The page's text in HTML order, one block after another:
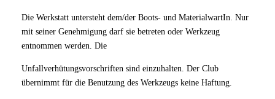
Die Werkstatt untersteht dem/der Boots- und MaterialwartIn. Nur
mit seiner Genehmigung darf sie betreten oder Werkzeug
entnommen werden. Die
Unfallverhütungsvorschriften sind einzuhalten. Der Club
übernimmt für die Benutzung des Werkzeugs keine Haftung.